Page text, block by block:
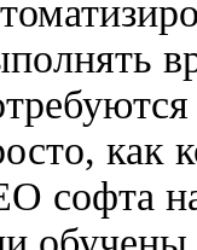
как
софта